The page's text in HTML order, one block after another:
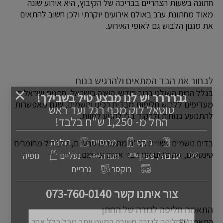
חתונה בשעות הצהריים בבריכה של הקיבוץ, היא אירוע שונה
מאוד מחתונת ערב באולם אירועים יוקרתי ולכן חשוב להתאים
את סגנון הלבוש גם לאופי האירוע.
לבחור את הבד המתאים ולהרגיש בנוח
בגלל החום השולט ברוב חודשי השנה בישראל, חתנים ישראלים
מעדיפים ללבוש חליפות מבדים רכים ונושמים, שגם מאפשרות
להתנועע בנוחות ולרקוד בלי להזיע למוות.
בדים נושמים עשויים בד"כ מחומרים טבעיים, להבדיל מחומרים
סינטטים, שהופכים את הבד אטום ומחמם.
התאמה חליפה לגזרה של החתן
גברררר יש לנו מבצע טיל בשבילך!
טוטאל לוק מכף רגל ועד ראש
החל מ- 1,250 ש"ח בלבד!
ג'קט מכנסיים
חולצה
עניבה / פפיון
חגורה נעליים
גופיה
בוקסר
גרביים
צור איתנו קשר 073-760-0140
שם